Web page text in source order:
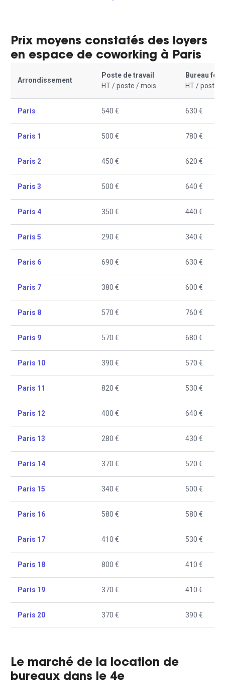
Prix moyens constatés des loyers
en espace de coworking à Paris
Arrondissement
Poste de travail
HT / poste / mois
Bureau
HT / poste /
Paris 540 € 630 €
Paris 1 500 € 780 €
Paris 2 450 € 620 €
Paris 3 500 € 640 €
Paris 4 350 € 440 €
Paris 5 290 € 340 €
Paris 6 690 € 630 €
Paris 7 380 € 600 €
Paris 8 570 € 760 €
Paris 9 570 € 680 €
Paris 10 390 € 570 €
Paris 11 820 € 530 €
Paris 12 400 € 640 €
Paris 13 280 € 430 €
Paris 14 370 € 520 €
Paris 15 340 € 500 €
Paris 16 580 € 580 €
Paris 17 410 € 530 €
Paris 18 800 € 410 €
Paris 19 370 € 410 €
Paris 20 370 € 390 €
Le marché de la location de
bureaux dans le 4e